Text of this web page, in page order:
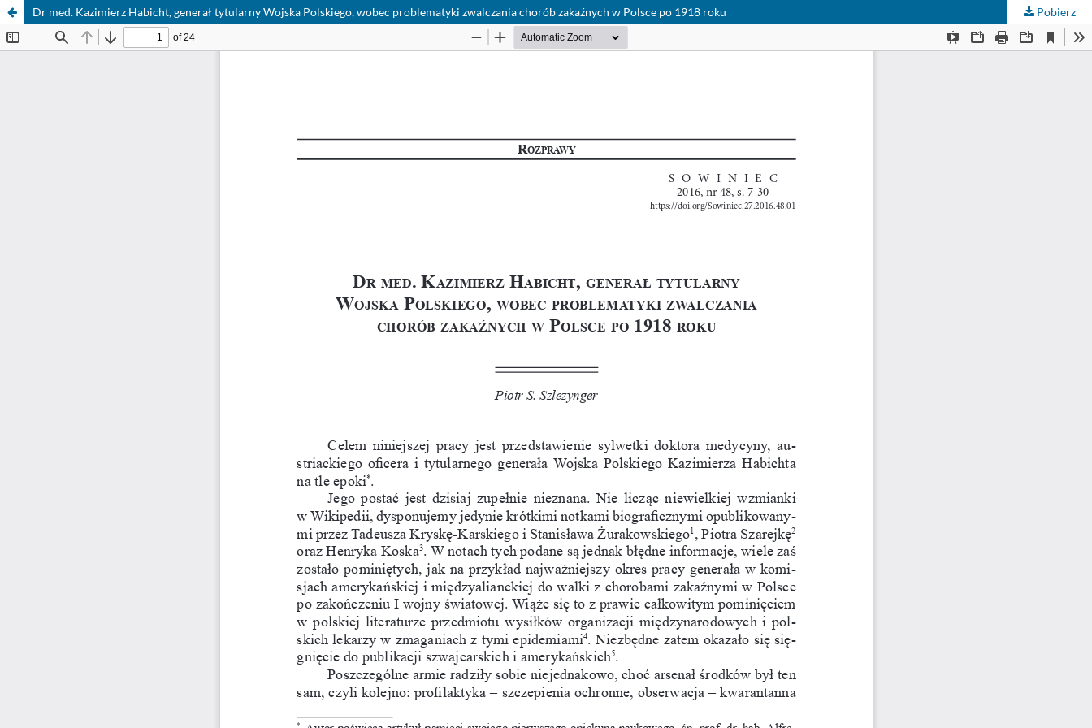
Dr med. Kazimierz Habicht, generał tytularny Wojska Polskiego, wobec problematyki zwalczania chorób zakaźnych w Polsce po 1918 roku Pobierz